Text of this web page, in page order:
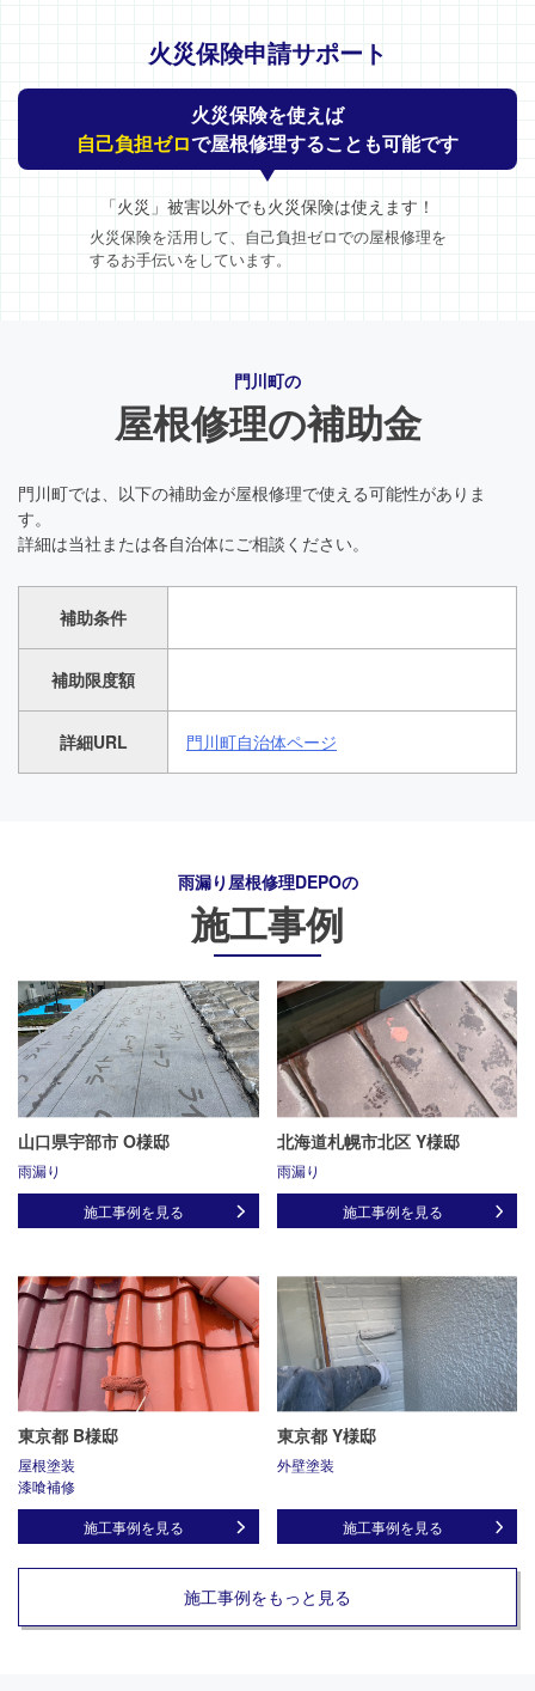
火災保険申請サポート
火災保険を使えば
自己負担ゼロで屋根修理することも可能です
「火災」被害以外でも火災保険は使えます！
火災保険を活用して、自己負担ゼロでの屋根修理を
するお手伝いをしています。
門川町の
屋根修理の補助金
門川町では、以下の補助金が屋根修理で使える可能性がありま
す。
詳細は当社または各自治体にご相談ください。
補助条件
補助限度額
詳細URL 門川町自治体ページ
雨漏り屋根修理DEPOの
施工事例
山口県宇部市 O様邸
雨漏り
施工事例を見る
北海道札幌市北区 Y様邸
雨漏り
施工事例を見る
東京都 B様邸
屋根塗装
漆喰補修
施工事例を見る
東京都 Y様邸
外壁塗装
施工事例を見る
施工事例をもっと見る